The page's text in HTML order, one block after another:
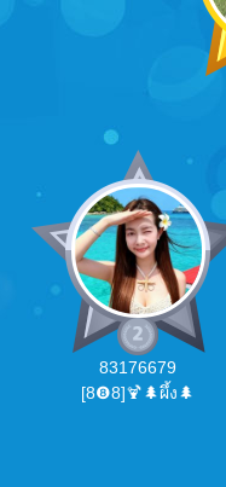
83176679
[8❽8]🍹🌲ผึ้ง🌲